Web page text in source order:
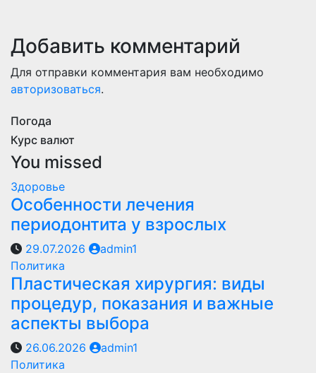
Добавить комментарий
Для отправки комментария вам необходимо
авторизоваться.
Погода
Курс валют
You missed
Здоровье
Особенности лечения
периодонтита у взрослых
29.07.2026
admin1
Политика
Пластическая хирургия: виды
процедур, показания и важные
аспекты выбора
26.06.2026
admin1
Политика